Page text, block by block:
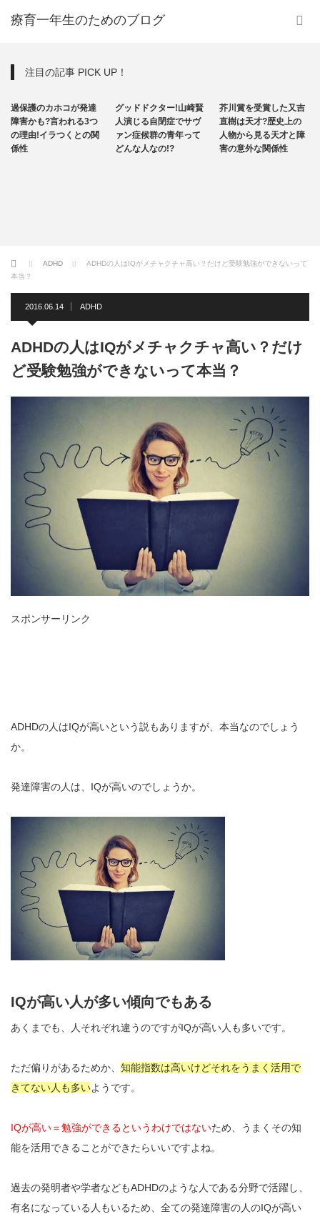
療育一年生のためのブログ
注目の記事 PICK UP！
過保護のカホコが発達
障害かも?言われる3つ
の理由!イラつくとの関
係性
自閉症
グッドドクター!山崎賢
人演じる自閉症でサヴ
ァン症候群の青年って
どんな人なの!?
芥川賞を受賞した又吉
直樹は天才?歴史上の
人物から見る天才と障
害の意外な関係性
ホーム ADHD
ADHDの人はIQがメチャクチャ高い？だけど受験勉強ができないって
本当？
2016.06.14 ADHD
ADHDの人はIQがメチャクチャ高い？だけ
ど受験勉強ができないって本当？
スポンサーリンク
ADHDの人はIQが高いという説もありますが、本当なのでしょう
か。
発達障害の人は、IQが高いのでしょうか。
IQが高い人が多い傾向でもある
あくまでも、人それぞれ違うのですがIQが高い人も多いです。
ただ偏りがあるためか、 知能指数は高いけどそれをうまく活用で
きてない人も多いようです。
IQが高い＝勉強ができるというわけではないため、うまくその知
能を活用できることができたらいいですよね。
過去の発明者や学者などもADHDのような人である分野で活躍し、
有名になっている人もいるため、全ての発達障害の人のIQが高い